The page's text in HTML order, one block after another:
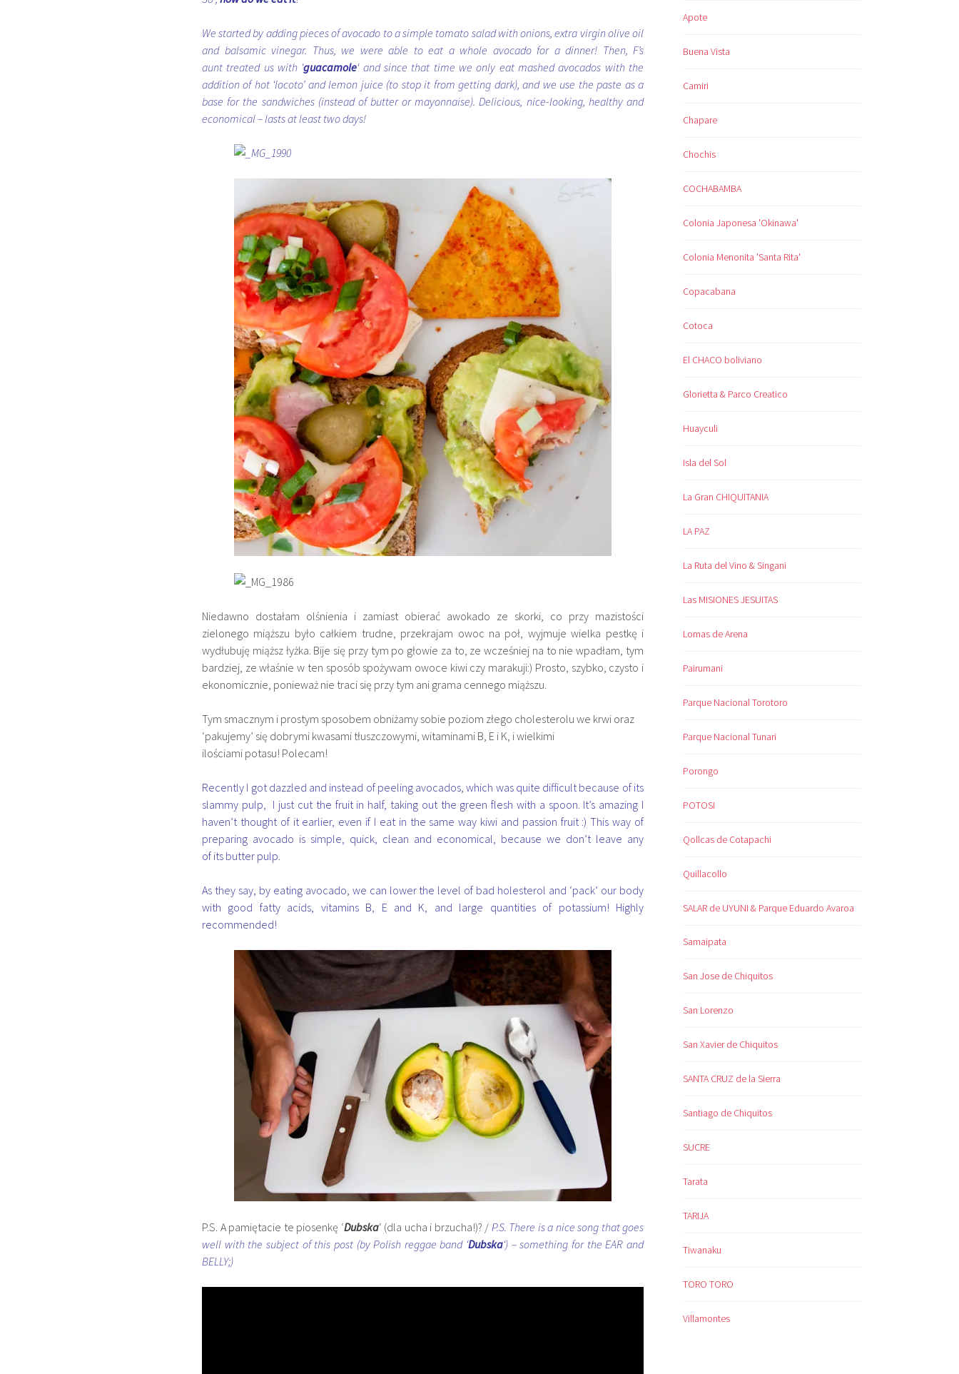
We started by adding pieces of avocado to a simple tomato salad with onions, extra virgin olive oil
and balsamic vinegar. Thus, we were able to eat a whole avocado for a dinner! Then, F’s
aunt treated us with ‘guacamole‘ and since that time we only eat mashed avocados with the
addition of hot ‘locoto’ and lemon juice (to stop it from getting dark), and we use the paste as a
base for the sandwiches (instead of butter or mayonnaise). Delicious, nice-looking, healthy and
economical – lasts at least two days!
Niedawno dostałam olśnienia i zamiast obierać awokado ze skorki, co przy mazistości
zielonego miąższu było całkiem trudne, przekrajam owoc na poł, wyjmuje wielka pestkę i
wydłubuję miąższ łyżka. Bije się przy tym po głowie za to, ze wcześniej na to nie wpadłam, tym
bardziej, ze właśnie w ten sposób spożywam owoce kiwi czy marakuji:) Prosto, szybko, czysto i
ekonomicznie, ponieważ nie traci się przy tym ani grama cennego miąższu.
Tym smacznym i prostym sposobem obniżamy sobie poziom złego cholesterolu we krwi oraz
‘pakujemy’ się dobrymi kwasami tłuszczowymi, witaminami B, E i K, i wielkimi
ilościami potasu! Polecam!
Recently I got dazzled and instead of peeling avocados, which was quite difficult because of its
slammy pulp, I just cut the fruit in half, taking out the green flesh with a spoon. It’s amazing I
haven’t thought of it earlier, even if I eat in the same way kiwi and passion fruit :) This way of
preparing avocado is simple, quick, clean and economical, because we don’t leave any
of its butter pulp.
As they say, by eating avocado, we can lower the level of bad holesterol and ‘pack’ our body
with good fatty acids, vitamins B, E and K, and large quantities of potassium! Highly
recommended!
P.S. A pamiętacie te piosenkę ‘Dubska‘ (dla ucha i brzucha!)? / P.S. There is a nice song that goes
well with the subject of this post (by Polish reggae band ‘Dubska‘) – something for the EAR and
BELLY;)
Apote
Buena Vista
Camiri
Chapare
Chochis
COCHABAMBA
Colonia Japonesa 'Okinawa'
Colonia Menonita 'Santa Rita'
Copacabana
Cotoca
El CHACO boliviano
Glorietta & Parco Creatico
Huayculi
Isla del Sol
La Gran CHIQUITANIA
LA PAZ
La Ruta del Vino & Singani
Las MISIONES JESUITAS
Lomas de Arena
Pairumani
Parque Nacional Torotoro
Parque Nacional Tunari
Porongo
POTOSI
Qollcas de Cotapachi
Quillacollo
SALAR de UYUNI & Parque Eduardo Avaroa
Samaipata
San Jose de Chiquitos
San Lorenzo
San Xavier de Chiquitos
SANTA CRUZ de la Sierra
Santiago de Chiquitos
SUCRE
Tarata
TARIJA
Tiwanaku
TORO TORO
Villamontes